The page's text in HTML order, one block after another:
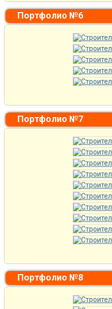
Портфолио №6
Портфолио №7
Портфолио №8